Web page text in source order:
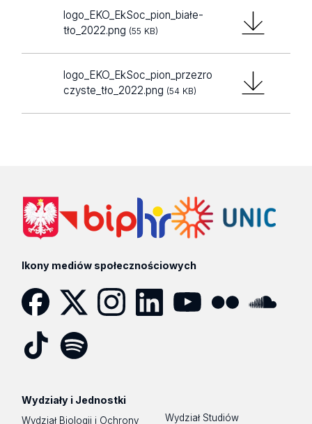
logo_EKO_EkSoc_pion_białe-
tło_2022.png (55 KB)
logo_EKO_EkSoc_pion_przezro
czyste_tło_2022.png (54 KB)
Ikony mediów społecznościowych
Wydziały i Jednostki
Wydział Biologii i Ochrony
Wydział Studiów